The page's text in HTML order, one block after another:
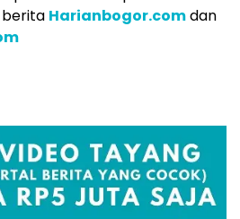
Harianbogor.comdan